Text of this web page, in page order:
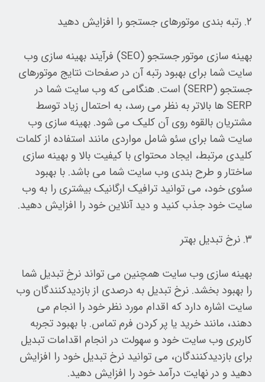
۲. رتبه بندی موتورهای جستجو را افزایش دهید
بهینه سازی موتور جستجو (SEO) فرآیند بهینه سازی وب
سایت شما برای بهبود رتبه آن در صفحات نتایج موتورهای
جستجو (SERP) است. هنگامی که وب سایت شما در
SERP ها بالاتر به نظر می رسد، به احتمال زیاد توسط
مشتریان بالقوه روی آن کلیک می شود. بهینه سازی وب
سایت شما برای سئو شامل مواردی مانند استفاده از کلمات
کلیدی مرتبط، ایجاد محتوای با کیفیت بالا و بهینه سازی
ساختار و طرح بندی وب سایت شما می باشد. با بهبود
سئوی خود، می توانید ترافیک ارگانیک بیشتری را به وب
سایت خود جذب کنید و دید آنلاین خود را افزایش دهید.
۳. نرخ تبدیل بهتر
بهینه سازی وب سایت همچنین می تواند نرخ تبدیل شما
را بهبود بخشد. نرخ تبدیل به درصدی از بازدیدکنندگان وب
سایت اشاره دارد که اقدام مورد نظر خود را انجام می
دهند، مانند خرید یا پر کردن فرم تماس. با بهبود تجربه
کاربری وب سایت خود و سهولت در انجام اقدامات تبدیل
برای بازدیدکنندگان، می توانید نرخ تبدیل خود را افزایش
دهید و در نهایت درآمد خود را افزایش دهید.